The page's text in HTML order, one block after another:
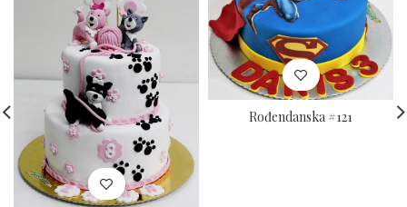
Rođendanska #121